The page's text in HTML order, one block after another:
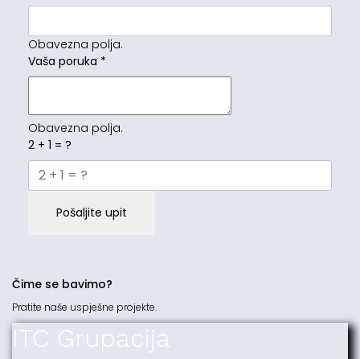
Obavezna polja.
Vaša poruka *
Obavezna polja.
2 + 1 = ?
Pošaljite upit
Čime se bavimo?
Pratite naše uspješne projekte.
ITC Grupacija